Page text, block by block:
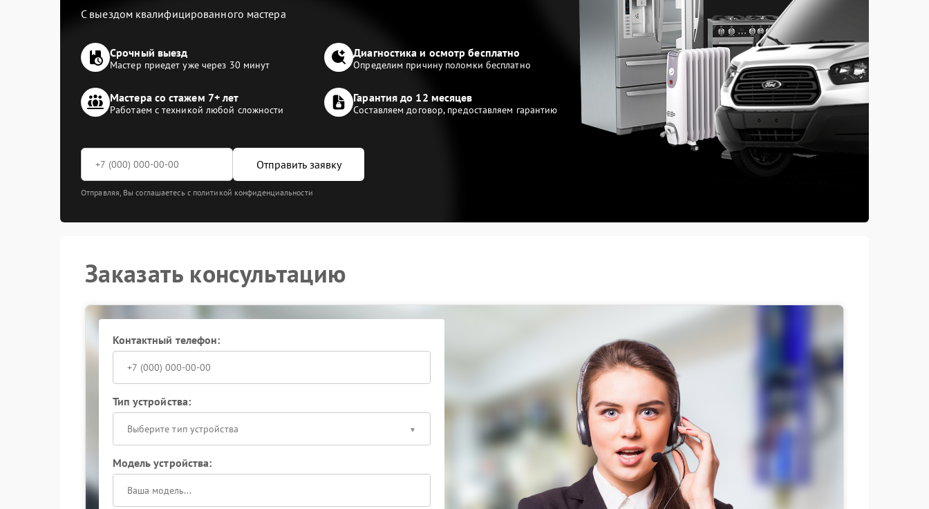
С выездом квалифицированного мастера
Срочный выезд
Мастер приедет уже через 30 минут
Диагностика и осмотр бесплатно
Определим причину поломки бесплатно
Мастера со стажем 7+ лет
Работаем с техникой любой сложности
Гарантия до 12 месяцев
Составляем договор, предоставляем гарантию
Отправить заявку
Отправляя, Вы соглашаетесь с политикой конфиденциальности
Заказать консультацию
Контактный телефон:
Тип устройства:
Выберите тип устройства
Модель устройства: